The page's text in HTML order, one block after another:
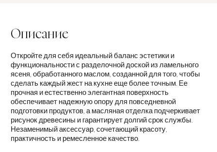
Описание
Откройте для себя идеальный баланс эстетики и
функциональности с разделочной доской из ламельного
ясеня, обработанного маслом, созданной для того, чтобы
сделать каждый жест на кухне еще более точным. Ее
прочная и естественно элегантная поверхность
обеспечивает надежную опору для повседневной
подготовки продуктов, а масляная отделка подчеркивает
рисунок древесины и гарантирует долгий срок службы.
Незаменимый аксессуар, сочетающий красоту,
практичность и ремесленное качество.